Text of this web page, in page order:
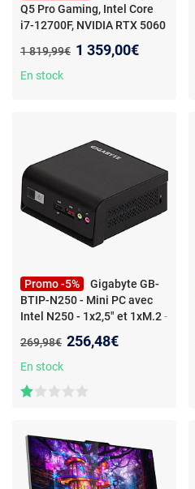
Q5 Pro Gaming, Intel Core
i7-12700F, NVIDIA RTX 5060
Ancien prix :
1 819,99€ Nouveau prix :
1 359,00€
En stock
Promo -5%
Gigabyte GB-
BTIP-N250 - Mini PC avec
Intel N250 - 1x2,5" et 1xM.2-
N250 Mini PC Barebone -
Intel N250, M.2 2280 PCIe +
LAN, HDMI 2.0, USB-C
Ancien prix :
269,98€ Nouveau prix :
256,48€
En stock